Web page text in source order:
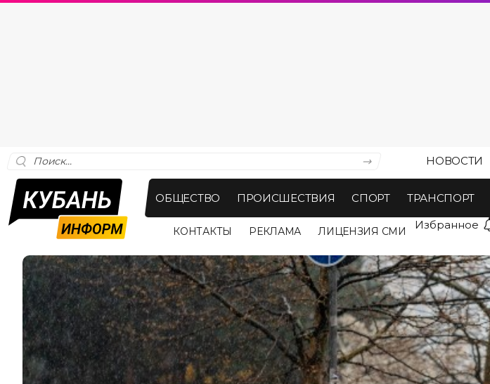
НОВОСТИ
ОБЩЕСТВО ПРОИСШЕСТВИЯ СПОРТ ТРАНСПОРТ
КОНТАКТЫ РЕКЛАМА ЛИЦЕНЗИЯ СМИ Избранное